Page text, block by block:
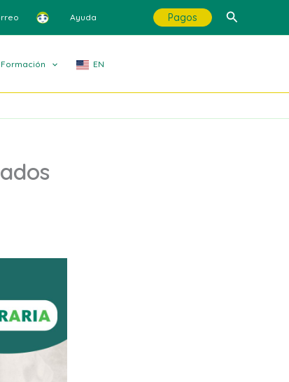
Ayuda Pagos Buscar
Formación EN